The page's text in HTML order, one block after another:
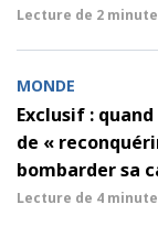
Lecture de 2
MONDE
Exclusif :
de «
bombarder sa
Lecture de 4